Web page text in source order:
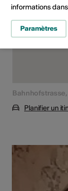
Planifier un
informations
Paramètres